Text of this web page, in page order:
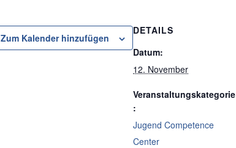
Zum Kalender hinzufügen
DETAILS
Datum:
12. November
Veranstaltungskategorie
:
Jugend Competence
Center